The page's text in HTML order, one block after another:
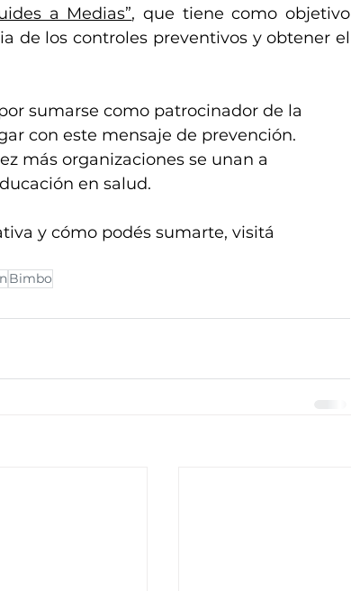
a Medias”, que tiene como objetivo
de los controles preventivos y obtener el
sumarse como patrocinador de la
con este mensaje de prevención.
más organizaciones se unan a
en salud.
y cómo podés sumarte, visitá
Bimbo